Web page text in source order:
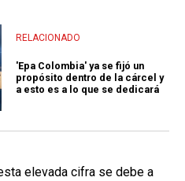
RELACIONADO
'Epa Colombia' ya se fijó un
propósito dentro de la cárcel y
a esto es a lo que se dedicará
elevada cifra se debe a